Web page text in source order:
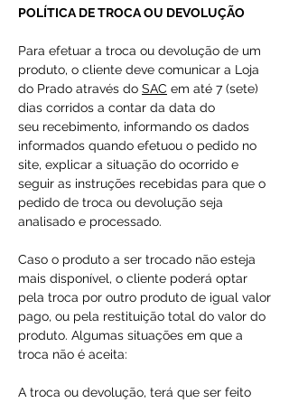
POLÍTICA DE TROCA OU DEVOLUÇÃO
Para efetuar a troca ou devolução de um
produto, o cliente deve comunicar a Loja
do Prado através do SAC em até 7 (sete)
dias corridos a contar da data do
seu recebimento, informando os dados
informados quando efetuou o pedido no
site, explicar a situação do ocorrido e
seguir as instruções recebidas para que o
pedido de troca ou devolução seja
analisado e processado.
Caso o produto a ser trocado não esteja
mais disponível, o cliente poderá optar
pela troca por outro produto de igual valor
pago, ou pela restituição total do valor do
produto. Algumas situações em que a
troca não é aceita:
A troca ou devolução, terá que ser feito